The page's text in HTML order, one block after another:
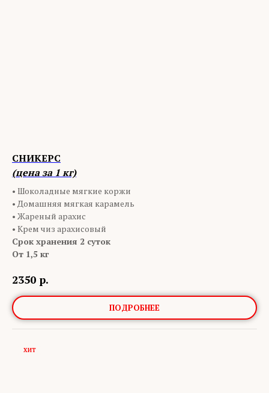
СНИКЕРС
(цена за 1 кг)
• Шоколадные мягкие коржи
• Домашняя мягкая карамель
• Жареный арахис
• Крем чиз арахисовый
Срок хранения 2 суток
От 1,5 кг
2350 р.
ПОДРОБНЕЕ
ХИТ